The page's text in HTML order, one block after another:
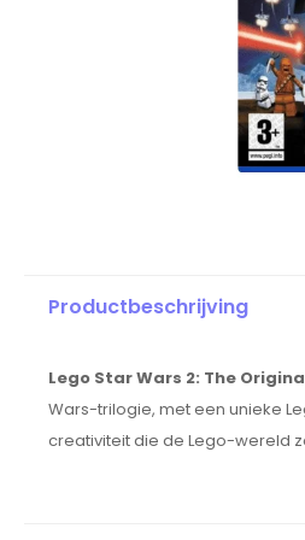
Productbeschrijving
Lego Star Wars 2: The
Wars-trilogie, met een unieke
creativiteit die de Lego-wereld